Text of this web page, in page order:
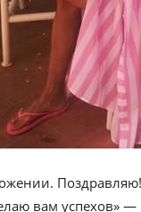
вам успехов»